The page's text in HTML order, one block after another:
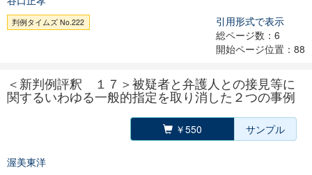
判例タイムズ No.222
引用形式で表示
総ページ数：6
開始ページ位置：88
＜新判例評釈 １７＞被疑者と弁護人との接見等に
関するいわゆる一般的指定を取り消した２つの事例
￥550 サンプル
渥美東洋